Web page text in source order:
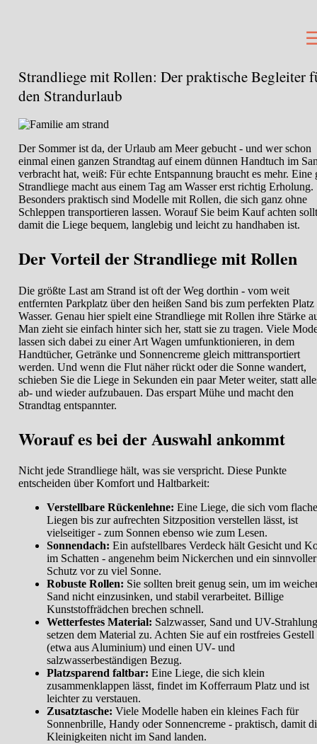
Strandliege mit Rollen: Der praktische Begleiter
den Strandurlaub
Der Sommer ist da, der Urlaub am Meer gebucht - und wer schon
einmal einen ganzen Strandtag auf einem dünnen Handtuch im
verbracht hat, weiß: Für echte Entspannung braucht es mehr. Eine
Strandliege macht aus einem Tag am Wasser erst richtig Erholung.
Besonders praktisch sind Modelle mit Rollen, die sich ganz ohne
Schleppen transportieren lassen. Worauf Sie beim Kauf achten
damit die Liege bequem, langlebig und leicht zu handhaben ist.
Der Vorteil der Strandliege mit Rollen
Die größte Last am Strand ist oft der Weg dorthin - vom weit
entfernten Parkplatz über den heißen Sand bis zum perfekten Platz
Wasser. Genau hier spielt eine Strandliege mit Rollen ihre Stärke
Man zieht sie einfach hinter sich her, statt sie zu tragen. Viele
lassen sich dabei zu einer Art Wagen umfunktionieren, in dem
Handtücher, Getränke und Sonnencreme gleich mittransportiert
werden. Und wenn die Flut näher rückt oder die Sonne wandert,
schieben Sie die Liege in Sekunden ein paar Meter weiter, statt
ab- und wieder aufzubauen. Das erspart Mühe und macht den
Strandtag entspannter.
Worauf es bei der Auswahl ankommt
Nicht jede Strandliege hält, was sie verspricht. Diese Punkte
entscheiden über Komfort und Haltbarkeit:
Verstellbare Rückenlehne: Eine Liege, die sich vom
Liegen bis zur aufrechten Sitzposition verstellen lässt, ist
vielseitiger - zum Sonnen ebenso wie zum Lesen.
Sonnendach: Ein aufstellbares Verdeck hält Gesicht und
im Schatten - angenehm beim Nickerchen und ein sinnvoller
Schutz vor zu viel Sonne.
Robuste Rollen: Sie sollten breit genug sein, um im
Sand nicht einzusinken, und stabil verarbeitet. Billige
Kunststoffrädchen brechen schnell.
Wetterfestes Material: Salzwasser, Sand und UV-Strahlung
setzen dem Material zu. Achten Sie auf ein rostfreies Gestell
(etwa aus Aluminium) und einen UV- und
salzwasserbeständigen Bezug.
Platzsparend faltbar: Eine Liege, die sich klein
zusammenklappen lässt, findet im Kofferraum Platz und ist
leichter zu verstauen.
Zusatztasche: Viele Modelle haben ein kleines Fach für
Sonnenbrille, Handy oder Sonnencreme - praktisch, damit
Kleinigkeiten nicht im Sand landen.